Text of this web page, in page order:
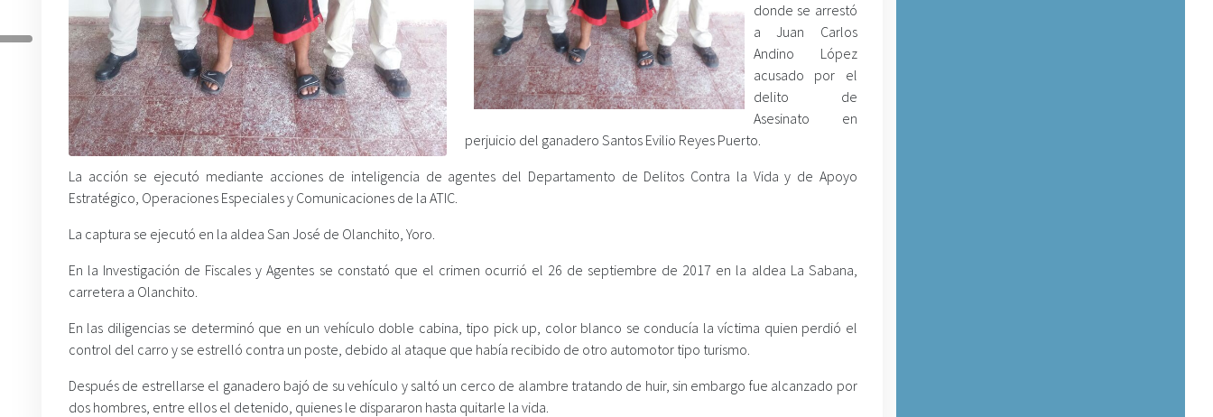
donde se arrestó
a Juan Carlos
Andino López
acusado por el
delito de
Asesinato en
perjuicio del ganadero Santos Evilio Reyes Puerto.
La acción se ejecutó mediante acciones de inteligencia de agentes del Departamento de Delitos Contra la Vida y de Apoyo
Estratégico, Operaciones Especiales y Comunicaciones de la ATIC.
La captura se ejecutó en la aldea San José de Olanchito, Yoro.
En la Investigación de Fiscales y Agentes se constató que el crimen ocurrió el 26 de septiembre de 2017 en la aldea La Sabana,
carretera a Olanchito.
En las diligencias se determinó que en un vehículo doble cabina, tipo pick up, color blanco se conducía la víctima quien perdió el
control del carro y se estrelló contra un poste, debido al ataque que había recibido de otro automotor tipo turismo.
Después de estrellarse el ganadero bajó de su vehículo y saltó un cerco de alambre tratando de huir, sin embargo fue alcanzado por
dos hombres, entre ellos el detenido, quienes le dispararon hasta quitarle la vida.